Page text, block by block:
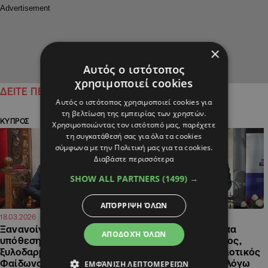
ΔΕΙΤΕ ΠΕΡΙΣΣΟΤΕΡΑ
ΚΥΠΡΟΣ
18.03.2026
Ξανανοίγει ο φάκελος της
υπόθεσης του φερόμενου
ξυλοδαρμού της συζύγου
Φαίδωνος
ΠΟΛΙΤΙΚΗ
06.02.2026 08:40
Καταθέτουν πρόσωπα
«κλειδί» για Φαίδωνος,
εγκλωβίστηκε ο Δημοτικός
Γραμματέας Πάφου λόγω
×
Αυτός ο ιστότοπος
χρησιμοποιεί cookies
Αυτός ο ιστότοπος χρησιμοποιεί cookies για
τη βελτίωση της εμπειρίας των χρηστών.
Χρησιμοποιώντας τον ιστότοπό μας, παρέχετε
τη συγκατάθεσή σας για όλα τα cookies
σύμφωνα με την Πολιτική μας για τα cookies.
Διαβάστε περισσότερα
SHOW ALL PARTNERS (1499) →
ΑΠΟΔΟΧΉ ΌΛΩΝ
ΑΠΌΡΡΙΨΗ ΌΛΩΝ
ΕΜΦΆΝΙΣΗ ΛΕΠΤΟΜΕΡΕΙΏΝ